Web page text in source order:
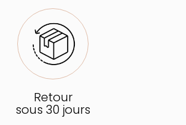
Retour
sous 30 jours